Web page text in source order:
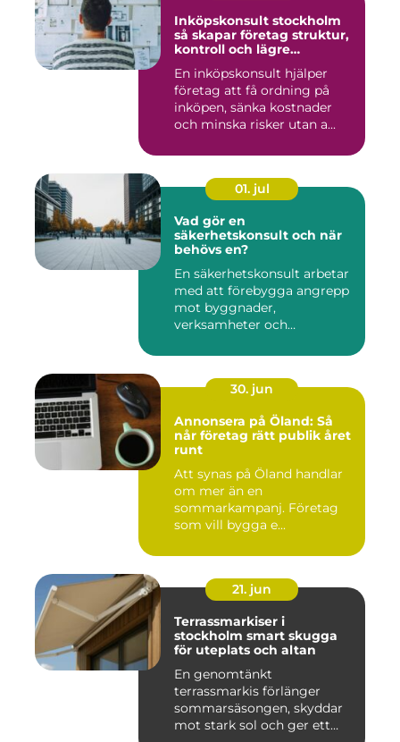
Inköpskonsult stockholm
så skapar företag struktur,
kontroll och lägre
En inköpskonsult hjälper
företag att få ordning på
inköpen, sänka kostnader
och minska risker utan a...
01. jul
Vad gör en
säkerhetskonsult och när
behövs en?
En säkerhetskonsult arbetar
med att förebygga angrepp
mot byggnader,
verksamheter och
30. jun
Annonsera på Öland: Så
når företag rätt publik året
runt
Att synas på Öland handlar
om mer än en
sommarkampanj. Företag
som vill bygga e...
21. jun
Terrassmarkiser i
stockholm smart skugga
för uteplats och altan
En genomtänkt
terrassmarkis förlänger
sommarsäsongen, skyddar
mot stark sol och ger ett